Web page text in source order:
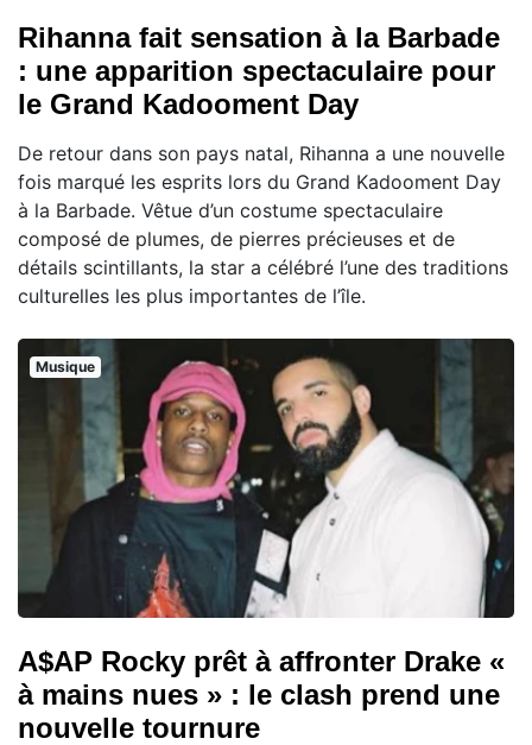
Rihanna fait sensation à la Barbade
: une apparition spectaculaire pour
le Grand Kadooment Day
De retour dans son pays natal, Rihanna a une nouvelle
fois marqué les esprits lors du Grand Kadooment Day
à la Barbade. Vêtue d’un costume spectaculaire
composé de plumes, de pierres précieuses et de
détails scintillants, la star a célébré l’une des traditions
culturelles les plus importantes de l’île.
Musique
A$AP Rocky prêt à affronter Drake «
à mains nues » : le clash prend une
nouvelle tournure